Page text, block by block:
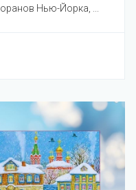
Нью-Йорка, ...